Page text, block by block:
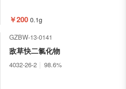
￥200 0.1g
GZBW-13-0141
敌草快二氯化物
4032-26-2 98.6%